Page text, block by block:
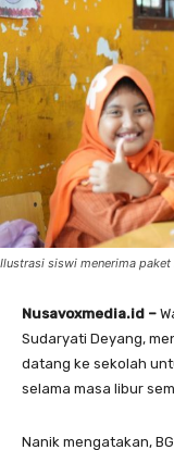
Ilustrasi siswi menerima paket
Nusavoxmedia.id –
Sudaryati Deyang,
datang ke sekolah
selama masa libur
Nanik mengatakan,